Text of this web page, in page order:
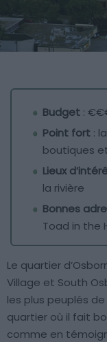
Budget :
Point fort :
boutiques
Lieux
la rivière
Bonnes
Toad in the
Le quartier
Village et South
les plus peuplés
quartier où il fait
comme en